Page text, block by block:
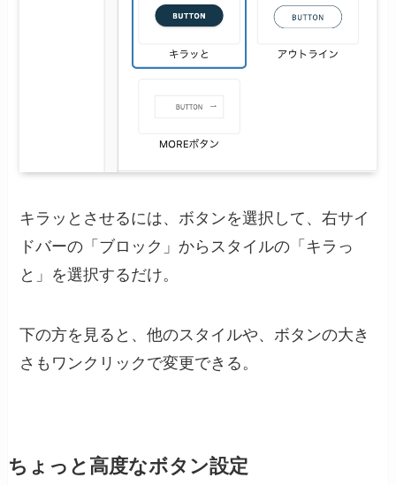
キラッとさせるには、ボタンを選択して、右サイ
ドバーの「ブロック」からスタイルの「キラっ
と」を選択するだけ。
下の方を見ると、他のスタイルや、ボタンの大き
さもワンクリックで変更できる。
ちょっと高度なボタン設定